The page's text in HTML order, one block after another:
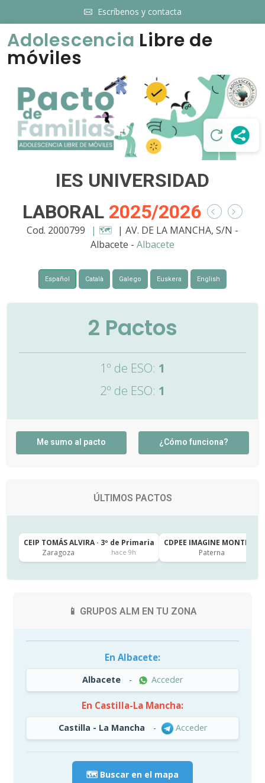
Escríbenos y contacta
Adolescencia Libre de
móviles
IES UNIVERSIDAD
LABORAL 2025/2026
Cod. 2000799 | 🗺️ | AV. DE LA MANCHA, S/N -
Albacete - Albacete
Español Català Galego Euskera English
2 Pactos
1º de ESO: 1
2º de ESO: 1
Me sumo al pacto ¿Cómo funciona?
ÚLTIMOS PACTOS
CEIP TOMÁS ALVIRA · 3º de Primaria
Zaragoza
hace 9h
CDPEE IMAGINE
Paterna
📱 GRUPOS ALM EN TU ZONA
En Albacete:
Albacete - Acceder
En Castilla-La Mancha:
Castilla - La Mancha - Acceder
🗺️ Buscar en el mapa